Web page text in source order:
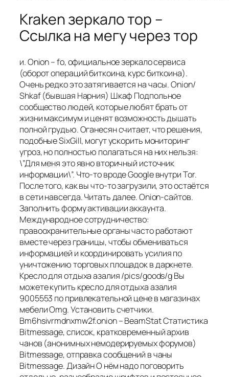
Kraken зеркало тор –
Ссылка на мегу через тор
и. Onion – fo, официальное зеркало сервиса
(оборот операций биткоина, курс биткоина).
Очень редко это затягивается на часы. Onion/
Shkaf (бывшая Нарния) Шкаф Подпольное
сообщество людей, которые любят брать от
жизни максимум и ценят возможность дышать
полной грудью. Оганесян считает, что решения,
подобные SixGill, могут ускорить мониторинг
угроз, но полностью полагаться на них нельзя:
\”Для меня это явно вторичный источник
информации\”. Что-то вроде Google внутри Tor.
После того, как вы что-то загрузили, это остаётся
в сети навсегда. Читать далее. Onion-сайтов.
Заполнить форму активации аккаунта.
Международное сотрудничество:
правоохранительные органы часто работают
вместе через границы, чтобы обмениваться
информацией и координировать усилия по
уничтожению торговых площадок в даркнете.
Кресло для отдыха азалия /pics/goods/g Вы
можете купить кресло для отдыха азалия
9005553 по привлекательной цене в магазинах
мебели Omg. Установить счетчики.
Bm6hsivrmdnxmw2f.onion – BeamStat Статистика
Bitmessage, список, кратковременный архив
чанов (анонимных немодерируемых форумов)
Bitmessage, отправка сообщений в чаны
Bitmessage. Дизайн О нём надо поговорить